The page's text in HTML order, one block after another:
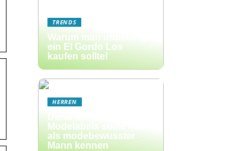
TRENDS
Warum man unbedingt
ein El Gordo Los
kaufen sollte!
HERREN
Modelabels sollte man
als modebewusster
Mann kennen